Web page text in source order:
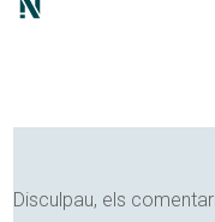
Disculpau, els